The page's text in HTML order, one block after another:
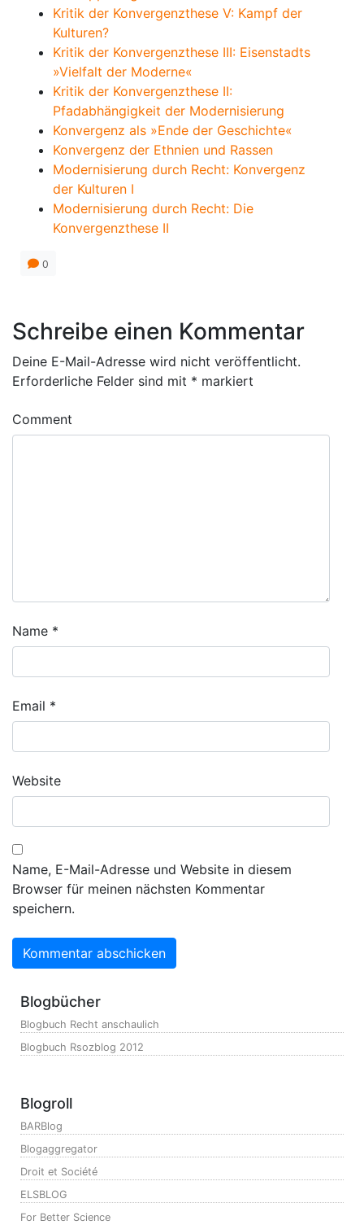
Kritik der Konvergenzthese V: Kampf der
Kulturen?
Kritik der Konvergenzthese III: Eisenstadts
»Vielfalt der Moderne«
Kritik der Konvergenzthese II:
Pfadabhängigkeit der Modernisierung
Konvergenz als »Ende der Geschichte«
Konvergenz der Ethnien und Rassen
Modernisierung durch Recht: Konvergenz
der Kulturen I
Modernisierung durch Recht: Die
Konvergenzthese II
0
Schreibe einen Kommentar
Deine E-Mail-Adresse wird nicht veröffentlicht.
Erforderliche Felder sind mit * markiert
Comment
Name *
Email *
Website
Name, E-Mail-Adresse und Website in diesem
Browser für meinen nächsten Kommentar
speichern.
Blogbücher
Blogbuch Recht anschaulich
Blogbuch Rsozblog 2012
Blogroll
BARBlog
Blogaggregator
Droit et Société
ELSBLOG
For Better Science